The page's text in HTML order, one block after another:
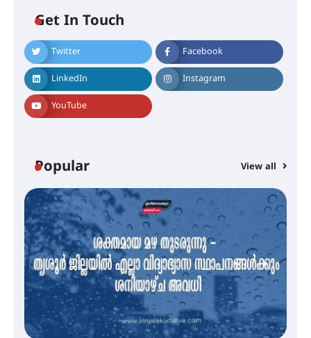
Get In Touch
Twitter Facebook
LinkedIn Instagram
YouTube
Popular View all
എം.ജി. യൂണിവേഴ്‌സിറ്റിയിൽ നിന്ന്
ഇംഗ്ളീഷ് സാഹിത്യത്തിൽ
ഡോക്ടറേറ്റ് നേടിയ എൻ. ആര്യ
വെള്ളിയാഴ്ച സ്‌ക്രീൻ ചെയ്യുന്നു
സെന്റ് ജോസഫ്സ് കോളജ്
കോമേഴ്‌സ് അസോസിയേഷന്
തുടക്കമായി
കോമേഴ്സ് എക്സ്പോയുമായി
എസ് എൻ ഹയർ സെക്കൻഡറി
വിദ്യാർത്ഥികൾ